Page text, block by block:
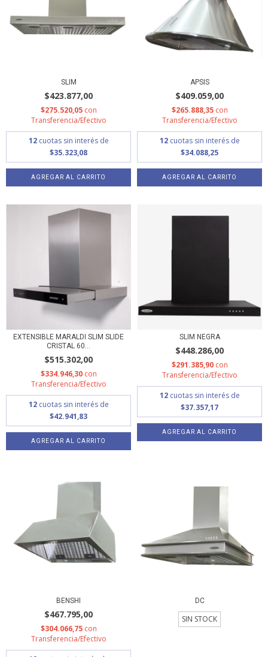
SLIM
$423.877,00
$275.520,05 con
Transferencia/Efectivo
12 cuotas sin interés de
$35.323,08
AGREGAR AL CARRITO
APSIS
$409.059,00
$265.888,35 con
Transferencia/Efectivo
12 cuotas sin interés de
$34.088,25
AGREGAR AL CARRITO
EXTENSIBLE MARALDI SLIM SLIDE
CRISTAL 60...
$515.302,00
$334.946,30 con
Transferencia/Efectivo
12 cuotas sin interés de
$42.941,83
AGREGAR AL CARRITO
SLIM NEGRA
$448.286,00
$291.385,90 con
Transferencia/Efectivo
12 cuotas sin interés de
$37.357,17
AGREGAR AL CARRITO
BENSHI
$467.795,00
$304.066,75 con
Transferencia/Efectivo
DC
SIN STOCK